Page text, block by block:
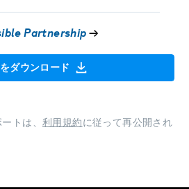
Partnership →
ダウンロード
トは、 利用規約に従って再公開され